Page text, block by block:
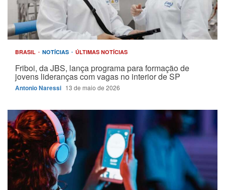
BRASIL NOTÍCIAS ÚLTIMAS NOTÍCIAS
Friboi, da JBS, lança programa para formação de
jovens lideranças com vagas no interior de SP
Antonio Naressi 13 de maio de 2026